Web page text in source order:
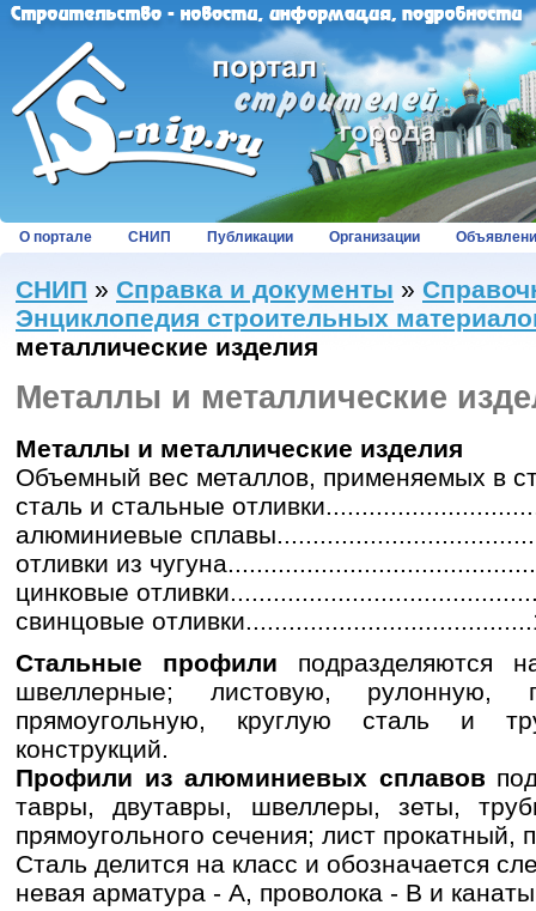
О портале СНИП Публикации Организации
СНИП » Справка и документы »
Энциклопедия строительных
металлические изделия
Металлы и металлические
Металлы и металлические изделия
Объемный вес металлов, применяемых в
сталь и стальные
алюминиевые
отливки из
цинковые
свинцовые
Стальные профили подразделяются
швел­лерные; листовую, рулонную,
прямоугольную, круглую сталь и
конструкций.
Профили из алюминиевых сплавов
тавры, двутавры, швеллеры, зеты,
прямо­угольного сечения; лист прокатный,
Сталь делится на класс и обозначается
невая арматура - А, проволока - В и